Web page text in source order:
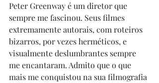
Peter Greenway é um diretor que
sempre me fascinou. Seus filmes
extremamente autorais, com roteiros
bizarros, por vezes herméticos, e
visualmente deslumbrantes sempre
me encantaram. Admito que o que
mais me conquistou na sua filmografia